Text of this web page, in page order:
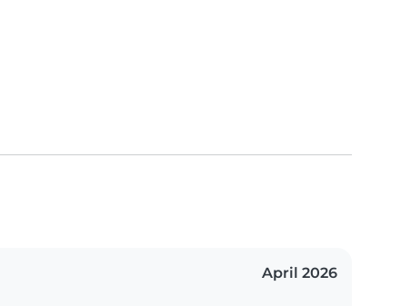
April 2026